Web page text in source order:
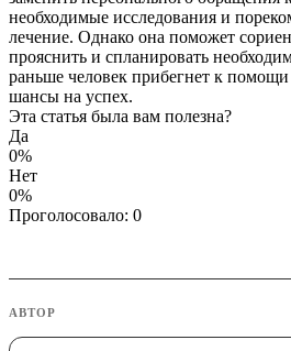
необходимые исследования и
лечение. Однако она поможет
прояснить и спланировать
раньше человек прибегнет к
шансы на успех.
Эта статья была вам полезна?
Да
0%
Нет
0%
Проголосовало: 0
АВТОР